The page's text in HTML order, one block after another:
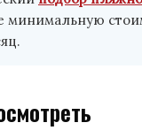
минимальную